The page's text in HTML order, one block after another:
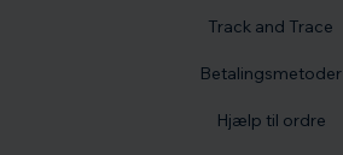
Track and Trace
Betalingsmetoder
Hjælp til ordre